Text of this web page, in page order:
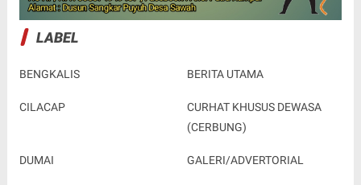
LABEL
BENGKALIS BERITA UTAMA
CILACAP
CURHAT KHUSUS DEWASA
(CERBUNG)
DUMAI GALERI/ADVERTORIAL